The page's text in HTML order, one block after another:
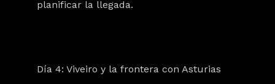
planificar la llegada.
Día 4: Viveiro y la frontera con Asturias